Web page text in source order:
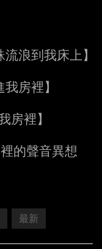
浪到我床上】
房裡】
房裡】
的聲音異想
最新